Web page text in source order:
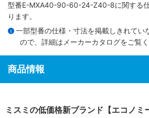
型番E-MXA40-90-60-24-Z40-8に関する
ります。
一部型番の仕様・寸法を掲載しきれてい
ので、詳細は メーカーカタログをご覧く
商品情報
ミスミの低価格新ブランド【エコノミ